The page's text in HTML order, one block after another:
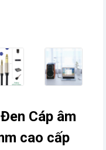
Cáp âm
cao cấp